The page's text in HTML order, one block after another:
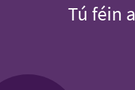
Tú féin